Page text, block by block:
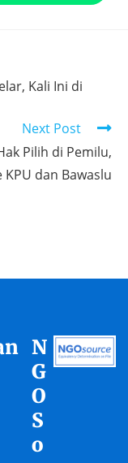
Kali Ini di
Next Post
Pilih di Pemilu,
dan Bawaslu
N
G
O
S
o